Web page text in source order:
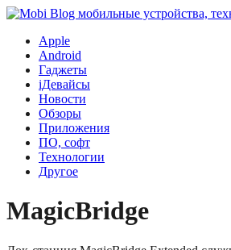
Apple
Android
Гаджеты
iДевайсы
Новости
Обзоры
Приложения
ПО, софт
Технологии
Другое
MagicBridge